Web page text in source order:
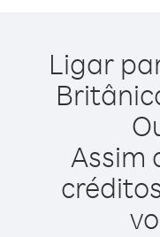
Ligar
Assim